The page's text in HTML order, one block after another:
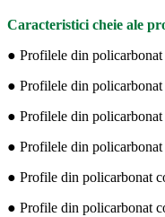
Caracteristici cheie ale
● Profilele din policarbonat
● Profilele din policarbonat
● Profilele din
● Profilele din policarbonat
● Profile din policarbonat
● Profile din policarbonat